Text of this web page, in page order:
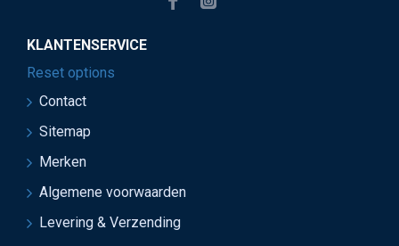
KLANTENSERVICE
Reset options
Contact
Sitemap
Merken
Algemene voorwaarden
Levering & Verzending